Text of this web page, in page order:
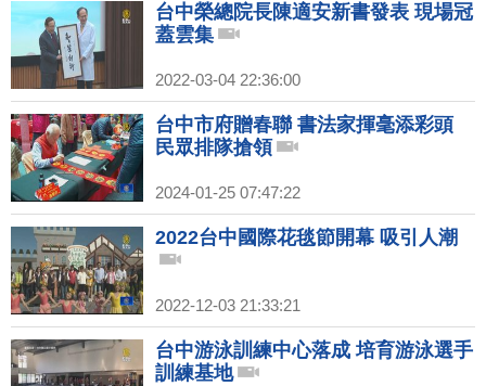
台中榮總院長陳適安新書發表 現場冠
蓋雲集
2022-03-04 22:36:00
台中市府贈春聯 書法家揮毫添彩頭
民眾排隊搶領
2024-01-25 07:47:22
2022台中國際花毯節開幕 吸引人潮
2022-12-03 21:33:21
台中游泳訓練中心落成 培育游泳選手
訓練基地